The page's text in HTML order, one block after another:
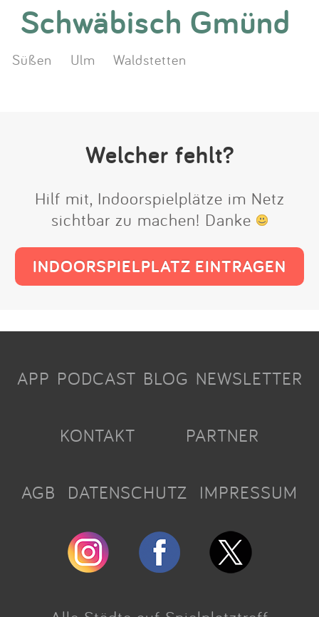
Schwäbisch Gmünd
Süßen Ulm Waldstetten
Welcher fehlt?
Hilf mit, Indoorspielplätze im Netz
sichtbar zu machen! Danke
INDOORSPIELPLATZ EINTRAGEN
APP PODCAST BLOG NEWSLETTER
KONTAKT PARTNER
AGB DATENSCHUTZ IMPRESSUM